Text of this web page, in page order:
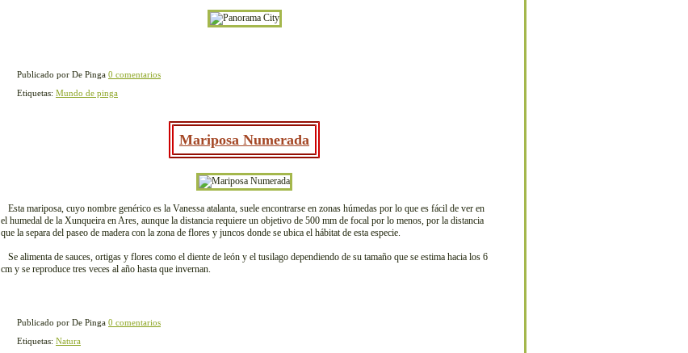
Publicado por De Pinga 0 comentarios
Etiquetas: Mundo de pinga
Mariposa Numerada
Esta mariposa, cuyo nombre genérico es la Vanessa atalanta, suele encontrarse en zonas húmedas por lo que es fácil de ver en
el humedal de la Xunqueira en Ares, aunque la distancia requiere un objetivo de 500 mm de focal por lo menos, por la distancia
que la separa del paseo de madera con la zona de flores y juncos donde se ubica el hábitat de esta especie.
Se alimenta de sauces, ortigas y flores como el diente de león y el tusilago dependiendo de su tamaño que se estima hacia los 6
cm y se reproduce tres veces al año hasta que invernan.
Publicado por De Pinga 0 comentarios
Etiquetas: Natura